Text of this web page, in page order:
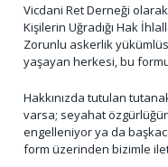
Vicdani Ret Derneği olarak
Kişilerin Uğradığı Hak
Zorunlu askerlik
yaşayan herkesi, bu
Hakkınızda tutulan
varsa; seyahat
engelleniyor ya da
form üzerinden bizimle